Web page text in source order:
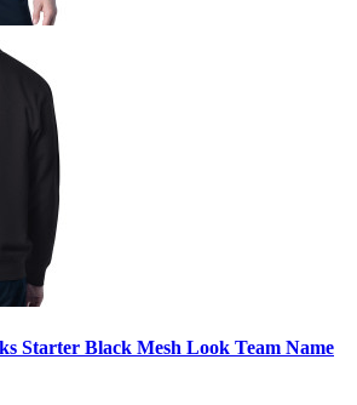
Starter Black Mesh Look Team Name